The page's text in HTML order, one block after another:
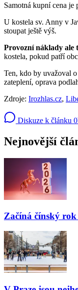
Samotná kupní cena je
U kostela sv. Anny v
stoupat ještě výš.
Provozní náklady ale
kostela, pokud patří
Ten, kdo by uvažoval
zateplení, oprava
Zdroje: Irozhlas.cz,
Diskuze k článku 0
Nejnovější
Začíná čínský